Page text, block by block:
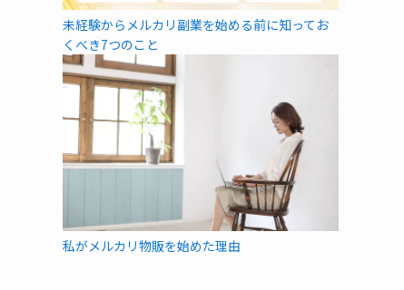
未経験からメルカリ副業を始める前に知ってお
くべき7つのこと
私がメルカリ物販を始めた理由